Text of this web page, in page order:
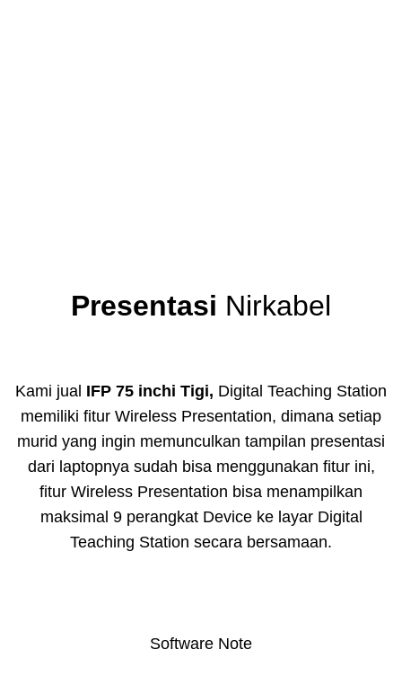
Presentasi Nirkabel
Kami jual IFP 75 inchi Tigi, Digital Teaching Station
memiliki fitur Wireless Presentation, dimana setiap
murid yang ingin memunculkan tampilan presentasi
dari laptopnya sudah bisa menggunakan fitur ini,
fitur Wireless Presentation bisa menampilkan
maksimal 9 perangkat Device ke layar Digital
Teaching Station secara bersamaan.
Software Note